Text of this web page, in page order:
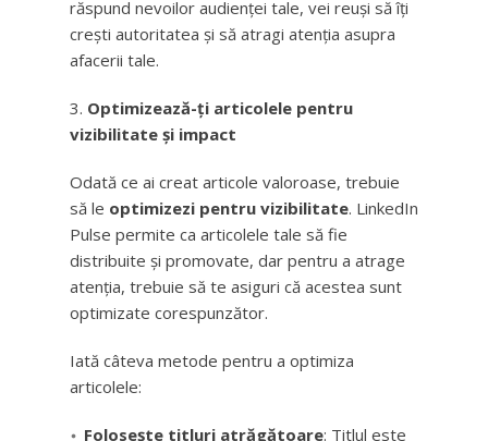
răspund nevoilor audienței tale, vei reuși să îți
crești autoritatea și să atragi atenția asupra
afacerii tale.
Optimizează-ți articolele pentru
vizibilitate și impact
Odată ce ai creat articole valoroase, trebuie
să le optimizezi pentru vizibilitate. LinkedIn
Pulse permite ca articolele tale să fie
distribuite și promovate, dar pentru a atrage
atenția, trebuie să te asiguri că acestea sunt
optimizate corespunzător.
Iată câteva metode pentru a optimiza
articolele:
Folosește titluri atrăgătoare: Titlul este